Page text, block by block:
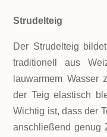
Strudelteig
Der Strudelteig
traditionell aus
lauwarmem Wasser
der Teig elastisch
Wichtig ist, dass der
anschließend genug